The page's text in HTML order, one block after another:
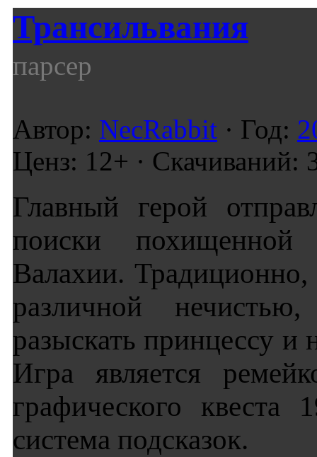
Трансильвания
парсер
Автор: NecRabbit · Год:
Ценз: 12+ · Скачиваний:
Главный герой
поиски похищенной
Валахии. Традиционно,
различной
разыскать принцессу и
Игра является
графического квеста
система подсказок.